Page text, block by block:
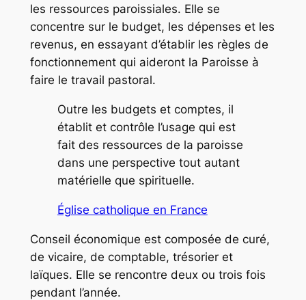
les ressources paroissiales. Elle se
concentre sur le budget, les dépenses et les
revenus, en essayant d’établir les règles de
fonctionnement qui aideront la Paroisse à
faire le travail pastoral.
Outre les budgets et comptes, il
établit et contrôle l’usage qui est
fait des ressources de la paroisse
dans une perspective tout autant
matérielle que spirituelle.
Église catholique en France
Conseil économique est composée de curé,
de vicaire, de comptable, trésorier et
laïques. Elle se rencontre deux ou trois fois
pendant l’année.